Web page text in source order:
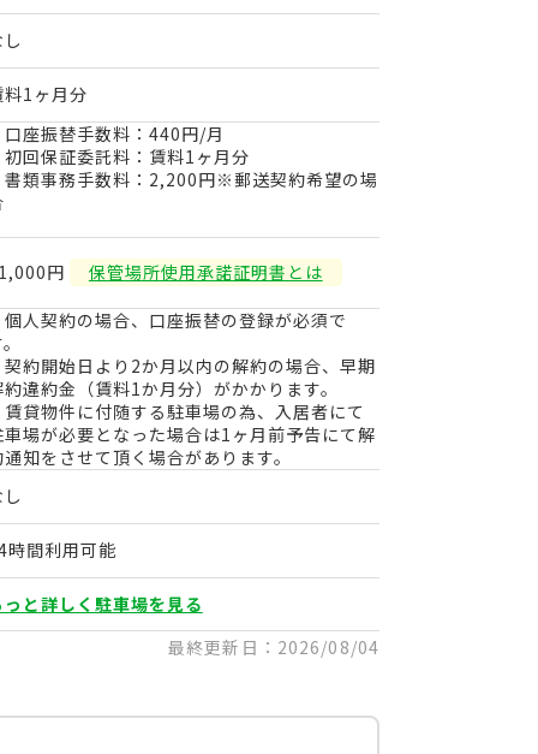
料1ヶ月分
口座振替手数料：440円/月
初回保証委託料：賃料1ヶ月分
書類事務手数料：2,200円※郵送契約希望の場
円
保管場所使用承諾証明書とは
個人契約の場合、口座振替の登録が必須で
契約開始日より2か月以内の解約の場合、早期
約違約金（賃料1か月分）がかかります。
賃貸物件に付随する駐車場の為、入居者にて
車場が必要となった場合は1ヶ月前予告にて解
知をさせて頂く場合があります。
時間利用可能
っと詳しく駐車場を見る
最終更新日：2026/08/04